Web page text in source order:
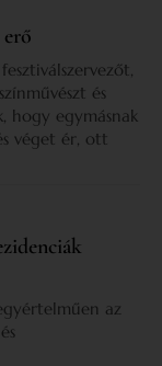
és
hogy egymásnak
véget ér, ott
az